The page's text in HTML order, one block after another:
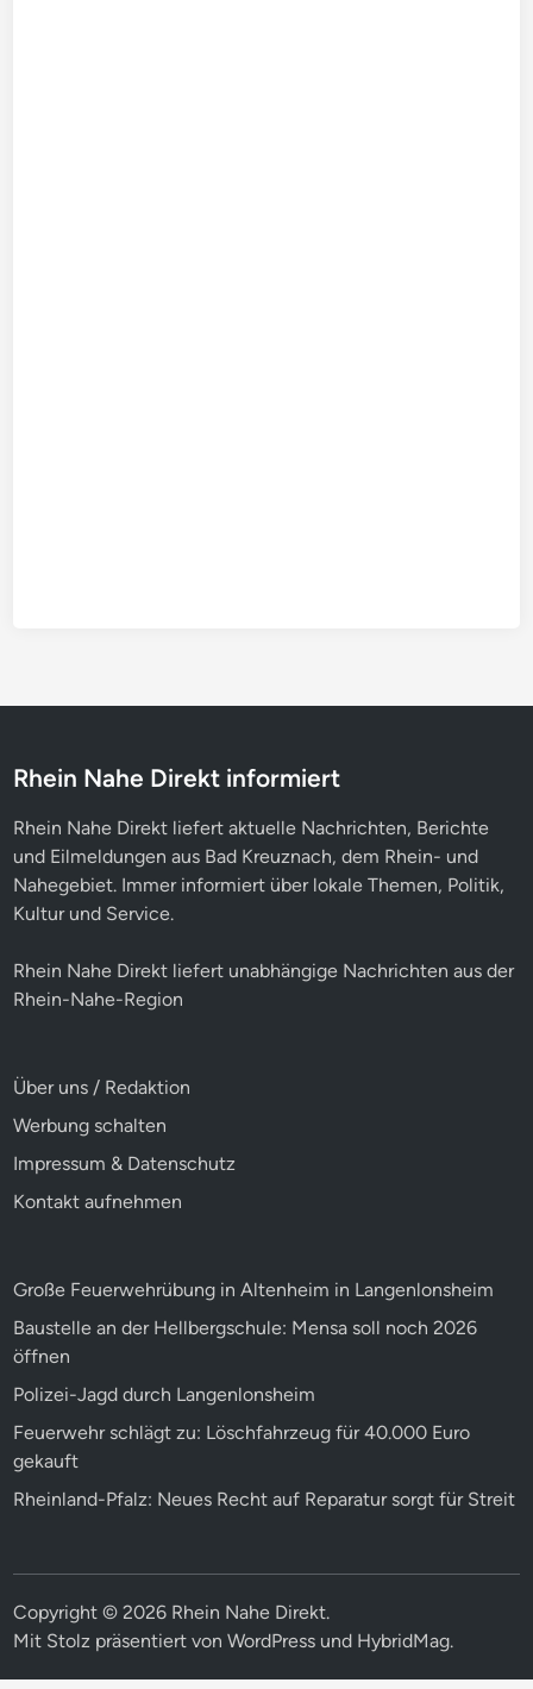
Rhein Nahe Direkt informiert
Rhein Nahe Direkt liefert aktuelle Nachrichten, Berichte
und Eilmeldungen aus Bad Kreuznach, dem Rhein- und
Nahegebiet. Immer informiert über lokale Themen, Politik,
Kultur und Service.
Rhein Nahe Direkt liefert unabhängige Nachrichten aus der
Rhein-Nahe-Region
Über uns / Redaktion
Werbung schalten
Impressum & Datenschutz
Kontakt aufnehmen
Große Feuerwehrübung in Altenheim in Langenlonsheim
Baustelle an der Hellbergschule: Mensa soll noch 2026
öffnen
Polizei-Jagd durch Langenlonsheim
Feuerwehr schlägt zu: Löschfahrzeug für 40.000 Euro
gekauft
Rheinland-Pfalz: Neues Recht auf Reparatur sorgt für Streit
Copyright © 2026 Rhein Nahe Direkt.
Mit Stolz präsentiert vonWordPress und HybridMag.